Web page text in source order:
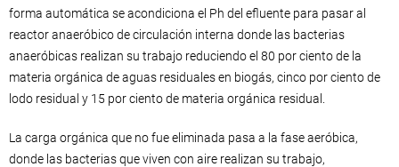
forma automática se acondiciona el Ph del efluente para pasar al
reactor anaeróbico de circulación interna donde las bacterias
anaeróbicas realizan su trabajo reduciendo el 80 por ciento de la
materia orgánica de aguas residuales en biogás, cinco por ciento de
lodo residual y 15 por ciento de materia orgánica residual.
La carga orgánica que no fue eliminada pasa a la fase aeróbica,
donde las bacterias que viven con aire realizan su trabajo,